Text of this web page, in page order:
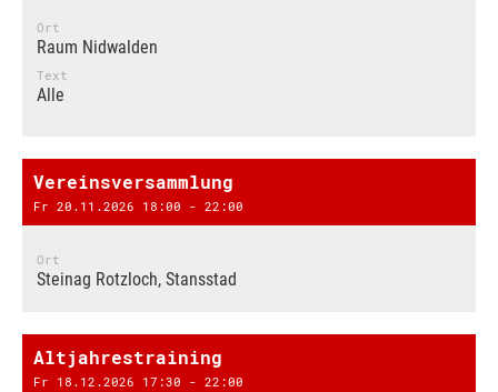
Ort
Raum Nidwalden
Text
Alle
Vereinsversammlung
Fr 20.11.2026 18:00 - 22:00
Ort
Steinag Rotzloch, Stansstad
Altjahrestraining
Fr 18.12.2026 17:30 - 22:00